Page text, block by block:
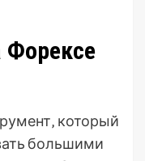
Форексе
который
большими